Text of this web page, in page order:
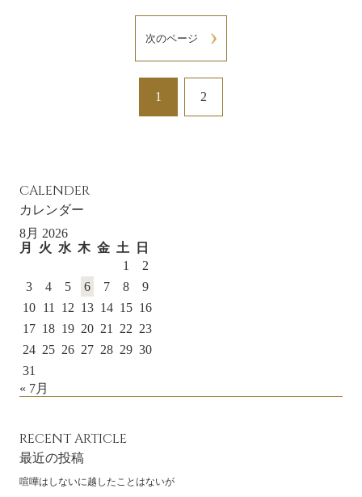
次のページ
1 2
CALENDER
カレンダー
8月 2026
月
火 水 木 金 土
日
1
2
3
4 5 6 7 8
9
10 11 12 13 14 15 16
17 18 19 20 21 22 23
24 25 26 27 28 29 30
31
« 7月
RECENT ARTICLE
最近の投稿
喧嘩はしないに越したことはないが